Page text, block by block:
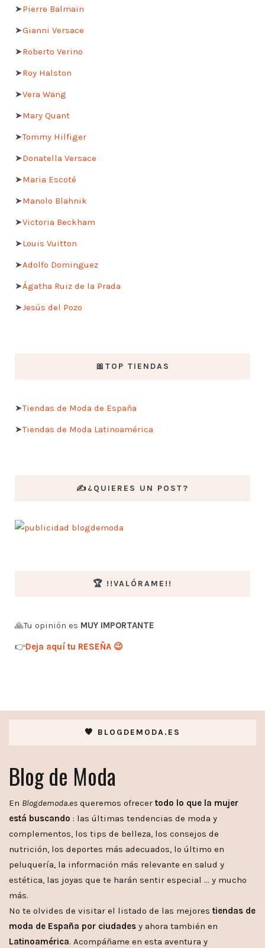
➤Pierre Balmain
➤Gianni Versace
➤Roberto Verino
➤Roy Halston
➤Vera Wang
➤Mary Quant
➤Tommy Hilfiger
➤Donatella Versace
➤Maria Escoté
➤Manolo Blahnik
➤Victoria Beckham
➤Louis Vuitton
➤Adolfo Dominguez
➤Ágatha Ruiz de la Prada
➤Jesús del Pozo
🎀TOP TIENDAS
➤Tiendas de Moda de España
➤Tiendas de Moda Latinoamérica
✍️¿QUIERES UN POST?
🏆 !!VALÓRAME!!
🙏Tu opinión es MUY IMPORTANTE
👉Deja aquí tu RESEÑA 😉
🧡 BLOGDEMODA.ES
Blog de Moda
En Blogdemoda.es queremos ofrecer todo lo que la mujer
está buscando : las últimas tendencias de moda y
complementos, los tips de belleza, los consejos de
nutrición, los deportes más adecuados, lo último en
peluquería, la información más relevante en salud y
estética, las joyas que te harán sentir especial … y mucho
más.
No te olvides de visitar el listado de las mejores tiendas de
moda de España por ciudades y ahora también en
Latinoamérica. Acompáñame en esta aventura y